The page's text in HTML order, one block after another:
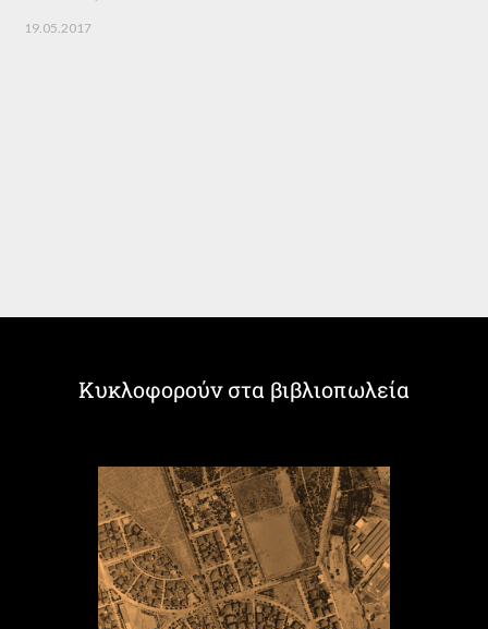
19.05.2017
Κυκλοφορούν στα βιβλιοπωλεία